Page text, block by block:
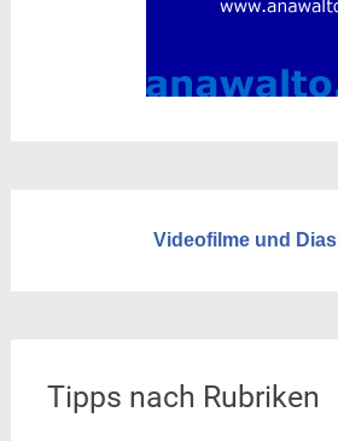
Videofilme und
Tipps nach Rubriken